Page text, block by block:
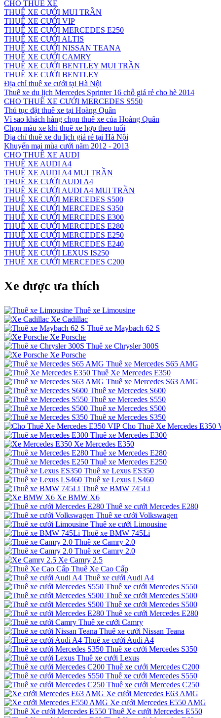
CHO THUÊ XE
THUÊ XE CƯỚI MUI TRẦN
THUÊ XE CƯỚI VIP
THUÊ XE CƯỚI MERCEDES E250
THUÊ XE CƯỚI ALTIS
THUÊ XE CƯỚI NISSAN TEANA
THUÊ XE CƯỚI CAMRY
THUÊ XE CƯỚI BENTLEY MUI TRẦN
THUÊ XE CƯỚI BENTLEY
Địa chỉ thuê xe cưới tại Hà Nội
Thuê xe du lịch Mercedes Sprinter 16 chỗ giá rẻ cho hè 2014
CHO THUÊ XE CƯỚI MERCEDES S550
Thủ tục đặt thuê xe tại Hoàng Quân
Vì sao khách hàng chọn thuê xe của Hoàng Quân
Chọn màu xe khi thuê xe hợp theo tuổi
Địa chỉ thuê xe du lịch giá rẻ tại Hà Nội
Khuyến mại mùa cưới năm 2012 - 2013
CHO THUÊ XE AUDI
THUÊ XE AUDI A4
THUÊ XE AUDI A4 MUI TRẦN
THUÊ XE CƯỚI AUDI A4
THUÊ XE CƯỚI AUDI A4 MUI TRẦN
THUÊ XE CƯỚI MERCEDES S500
THUÊ XE CƯỚI MERCEDES S350
THUÊ XE CƯỚI MERCEDES E300
THUÊ XE CƯỚI MERCEDES E280
THUÊ XE CƯỚI MERCEDES E250
THUÊ XE CƯỚI MERCEDES E240
THUÊ XE CƯỚI LEXUS IS250
THUÊ XE CƯỚI MERCEDES C200
Xe được ưa thích
Thuê xe Limousine
Xe Cadillac
Thuê xe Maybach 62 S
Xe Porsche
Thuê xe Chrysler 300S
Xe Porsche
Thuê xe Mercedes S65 AMG
Thuê Xe Mercedes E350
Thuê xe Mercedes S63 AMG
Thuê xe Mercedes S600
Thuê xe Mercedes S550
Thuê xe Mercedes S500
Thuê xe Mercedes S350
Cho Thuê Xe Mercedes E350
Thuê xe Mercedes E300
Xe Mercedes E350
Thuê xe Mercedes E280
Thuê xe Mercedes E250
Thuê xe Lexus ES350
Thuê xe Lexus LS460
Thuê xe BMW 745Li
Xe BMW X6
Thuê xe cưới Mercedes E280
Thuê xe cưới Volkswagen
Thuê xe cưới Limousine
Thuê xe BMW 745Li
Thuê xe Camry 2.0
Thuê xe Camry 2.0
Xe Camry 2.5
Thuê Xe Cao Cấp
Thuê xe cưới Audi A4
Thuê xe cưới Mercedes S550
Thuê xe cưới Mercedes S500
Thuê xe cưới Mercedes S500
Thuê xe cưới Mercedes E280
Thuê xe cưới Camry
Thuê xe cưới Nissan Teana
Thuê xe cưới Audi A4
Thuê xe cưới Mercedes S350
Thuê xe cưới Lexus
Thuê xe cưới Mercedes C200
Thuê xe cưới Mercedes S550
Thuê xe cưới Mercedes C250
Xe cưới Mercedes E63 AMG
Xe cưới Mercedes E550 AMG
Thuê Xe cưới Mercedes E550